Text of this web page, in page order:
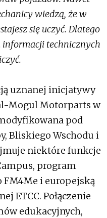
wiedzą, że w
się uczyć. Dlatego
informacji technicznych
uznanej inicjatywy
Mogul Motorparts w
pod
Bliskiego Wschodu i
niektóre funkcje
program
i europejską
ETCC. Połączenie
edukacyjnych,